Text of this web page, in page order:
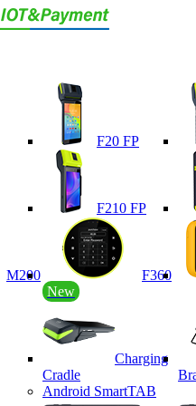
F20 FP
F210 FP
M200
F360
New
Charging
Cradle
Android SmartTAB